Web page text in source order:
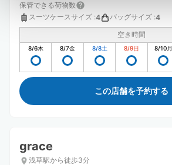
保管できる荷物数
スーツケースサイズ :4 バッグサイズ :4
空き時間
8/6木 8/7金 8/8土 8/9日 8/10月
この店舗を予約する
grace
浅草駅から徒歩3分